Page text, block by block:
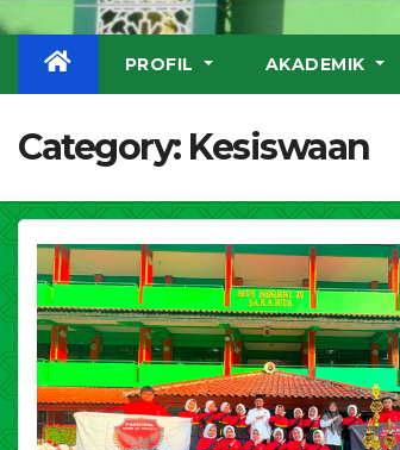
PROFIL AKADEMIK
Category: Kesiswaan